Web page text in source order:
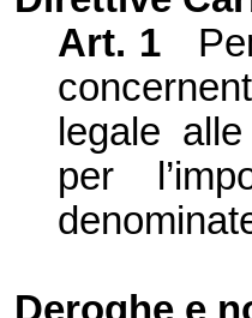
Art. 1
legale
per l’